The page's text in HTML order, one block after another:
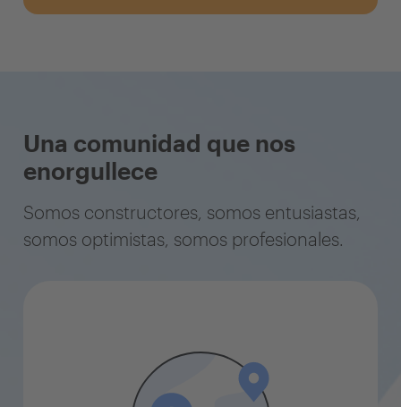
Una comunidad que nos
enorgullece
Somos constructores, somos entusiastas,
somos optimistas, somos profesionales.